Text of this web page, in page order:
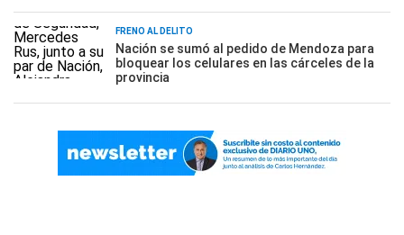
FRENO AL DELITO
Nación se sumó al pedido de Mendoza para
bloquear los celulares en las cárceles de la
provincia